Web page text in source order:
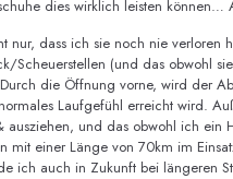
dies wirklich leisten können…
nur, dass ich sie noch nie verloren
Scheuerstellen (und das obwohl
die Öffnung vorne, wird der
Laufgefühl erreicht wird.
ausziehen, und das obwohl ich ein
mit einer Länge von 70km im
ich auch in Zukunft bei längeren